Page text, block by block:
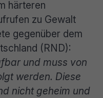
härteren
zu Gewalt
gegenüber dem
(RND):
und muss von
werden. Diese
nicht geheim und